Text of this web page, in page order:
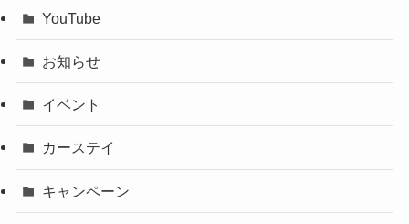
YouTube
お知らせ
イベント
カーステイ
キャンペーン